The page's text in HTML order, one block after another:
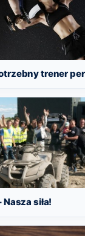
trener
siła!